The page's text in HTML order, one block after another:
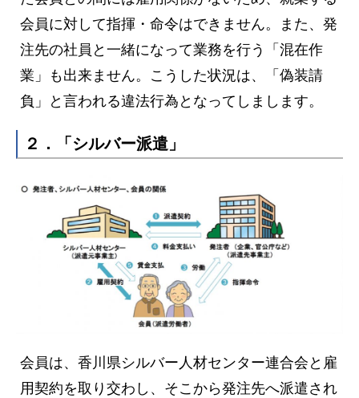
会員に対して指揮・命令はできません。また、発
注先の社員と一緒になって業務を行う「混在作
業」も出来ません。こうした状況は、「偽装請
負」と言われる違法行為となってしまします。
２．「シルバー派遣」
会員は、香川県シルバー人材センター連合会と雇
用契約を取り交わし、そこから発注先へ派遣され